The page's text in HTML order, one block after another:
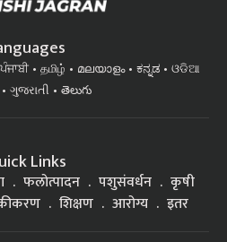
ਪੰਜਾਬੀ தமிழ் മലയാളം ಕನ್ನಡ
ଓଡିଆ
ગુજરાતી తెలుగు
Links
फलोत्पादन पशुसंवर्धन
कृषी
शिक्षण आरोग्य इतर